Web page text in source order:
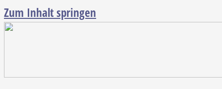
Zum Inhalt springen